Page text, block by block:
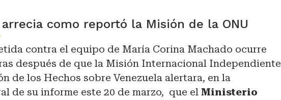
como reportó la Misión de la ONU
contra el equipo de María Corina Machado ocurre
después de que la Misión Internacional Independiente
de los Hechos sobre Venezuela alertara, en la
de su informe este 20 de marzo, que elMinisterio